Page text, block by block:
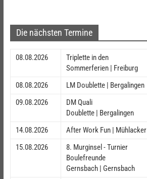
Die nächsten Termine
08.08.2026
Triplette in den
Sommerferien | Freiburg
08.08.2026
LM Doublette | Bergalingen
09.08.2026
DM Quali
Doublette | Bergalingen
14.08.2026
After Work Fun | Mühlacker
15.08.2026
8. Murginsel - Turnier
Boulefreunde
Gernsbach | Gernsbach